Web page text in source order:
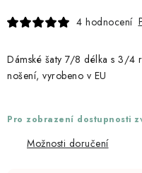
4 hodnocení
Dámské šaty 7/8 délka s 3/4
nošení, vyrobeno v EU
Pro zobrazení dostupnosti
Možnosti doručení